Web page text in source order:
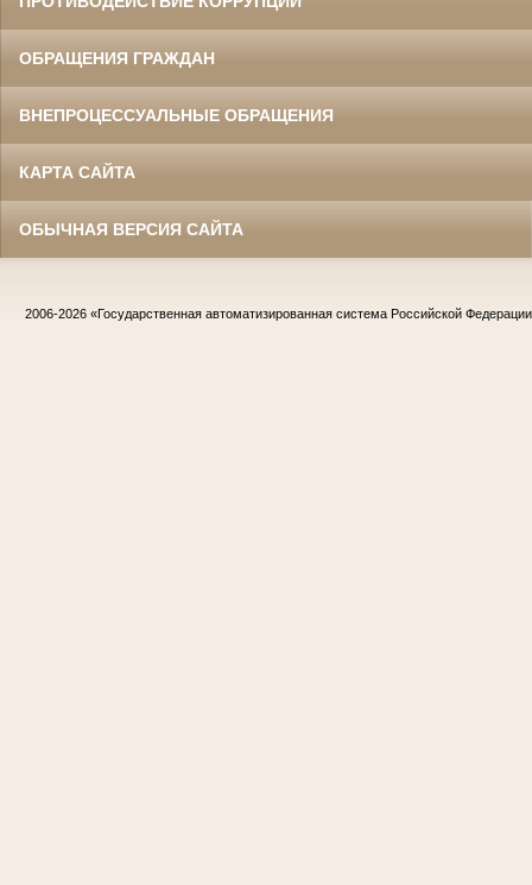
ОБРАЩЕНИЯ ГРАЖДАН
ВНЕПРОЦЕССУАЛЬНЫЕ ОБРАЩЕНИЯ
КАРТА САЙТА
ОБЫЧНАЯ ВЕРСИЯ САЙТА
2006-2026 «Государственная автоматизированная система Российской